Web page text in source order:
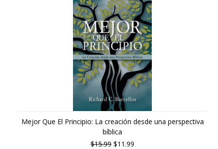
Mejor Que El Principio: La creación desde una perspectiva
bíblica
$15.99 $11.99